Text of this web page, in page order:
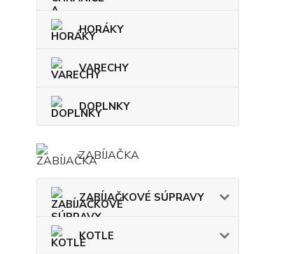
HORÁKY
VARECHY
DOPLNKY
ZABÍJAČKA
ZABÍJAČKOVÉ SÚPRAVY
KOTLE